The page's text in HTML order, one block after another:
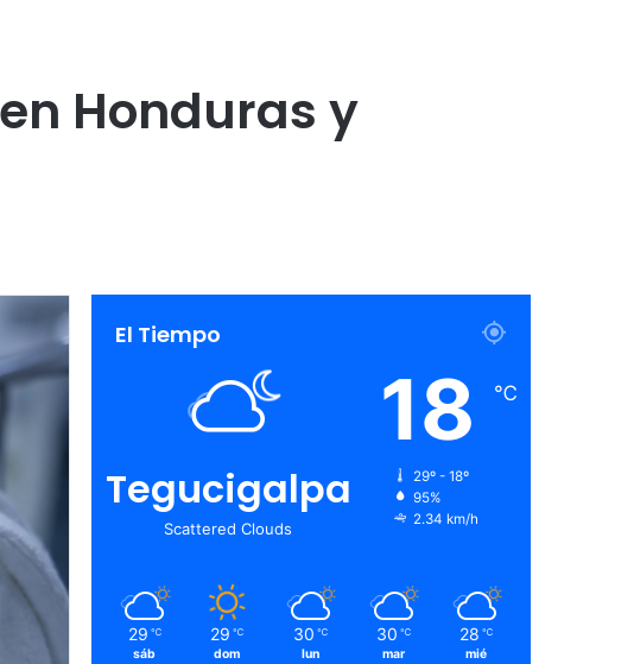
Honduras y
El Tiempo
Tegucigalpa
Scattered Clouds
18 ℃
29º - 18º
95%
2.34 km/h
29 ℃
sáb
29 ℃
dom
30 ℃
lun
30 ℃
mar
28 ℃
mié